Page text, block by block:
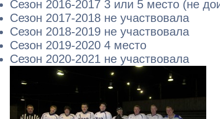
Сезон 2016-2017 3 или 5 место (не
Сезон 2017-2018 не участвовала
Сезон 2018-2019 не участвовала
Сезон 2019-2020 4 место
Сезон 2020-2021 не участвовала